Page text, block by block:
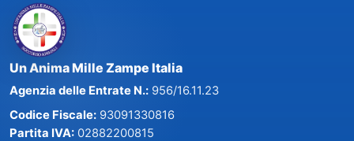
Un Anima Mille Zampe Italia
Agenzia delle Entrate N.: 956/16.11.23
Codice Fiscale: 93091330816
Partita IVA: 02882200815